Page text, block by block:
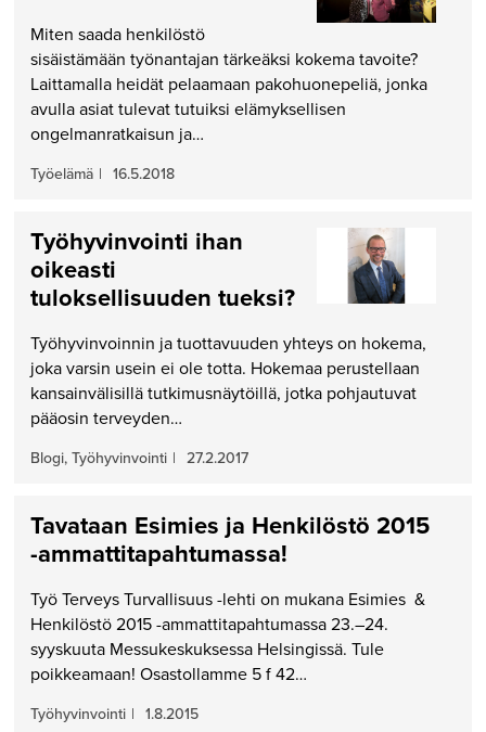
Miten saada henkilöstö
sisäistämään työnantajan tärkeäksi kokema tavoite?
Laittamalla heidät pelaamaan pakohuonepeliä, jonka
avulla asiat tulevat tutuiksi elämyksellisen
ongelmanratkaisun ja…
Työelämä | 16.5.2018
Työhyvinvointi ihan
oikeasti
tuloksellisuuden tueksi?
Työhyvinvoinnin ja tuottavuuden yhteys on hokema,
joka varsin usein ei ole totta. Hokemaa perustellaan
kansainvälisillä tutkimusnäytöillä, jotka pohjautuvat
pääosin terveyden…
Blogi, Työhyvinvointi | 27.2.2017
Tavataan Esimies ja Henkilöstö 2015
-ammattitapahtumassa!
Työ Terveys Turvallisuus -lehti on mukana Esimies &
Henkilöstö 2015 -ammattitapahtumassa 23.–24.
syyskuuta Messukeskuksessa Helsingissä. Tule
poikkeamaan! Osastollamme 5 f 42…
Työhyvinvointi | 1.8.2015